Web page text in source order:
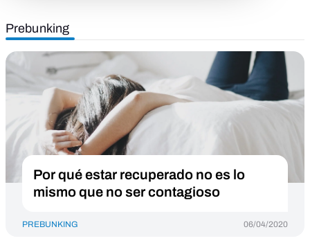
Prebunking
Por qué estar recuperado no es lo
mismo que no ser contagioso
PREBUNKING 06/04/2020